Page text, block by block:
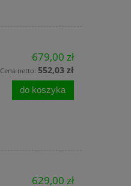
679,00 zł
Cena netto: 552,03 zł
do koszyka
629,00 zł